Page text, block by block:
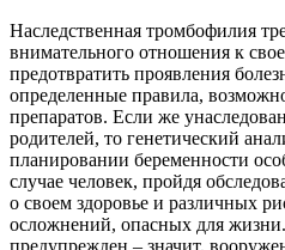
Наследственная тромбофилия
внимательного отношения к
предотвратить проявления
определенные правила,
препаратов. Если же
родителей, то генетический
планировании беременности
случае человек, пройдя
о своем здоровье и различных
осложнений, опасных для
предупрежден – значит,